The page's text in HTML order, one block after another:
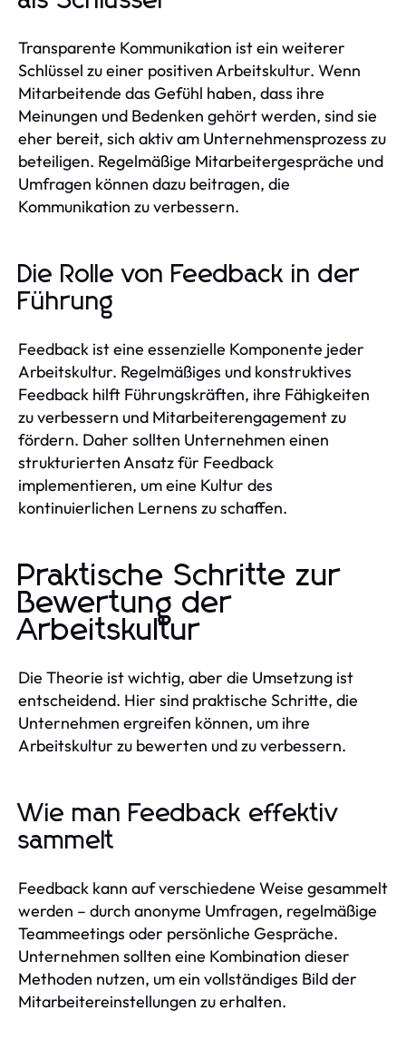
Transparente Kommunikation ist ein weiterer
Schlüssel zu einer positiven Arbeitskultur. Wenn
Mitarbeitende das Gefühl haben, dass ihre
Meinungen und Bedenken gehört werden, sind sie
eher bereit, sich aktiv am Unternehmensprozess zu
beteiligen. Regelmäßige Mitarbeitergespräche und
Umfragen können dazu beitragen, die
Kommunikation zu verbessern.
Die Rolle von Feedback in der
Führung
Feedback ist eine essenzielle Komponente jeder
Arbeitskultur. Regelmäßiges und konstruktives
Feedback hilft Führungskräften, ihre Fähigkeiten
zu verbessern und Mitarbeiterengagement zu
fördern. Daher sollten Unternehmen einen
strukturierten Ansatz für Feedback
implementieren, um eine Kultur des
kontinuierlichen Lernens zu schaffen.
Praktische Schritte zur
Bewertung der
Arbeitskultur
Die Theorie ist wichtig, aber die Umsetzung ist
entscheidend. Hier sind praktische Schritte, die
Unternehmen ergreifen können, um ihre
Arbeitskultur zu bewerten und zu verbessern.
Wie man Feedback effektiv
sammelt
Feedback kann auf verschiedene Weise gesammelt
werden – durch anonyme Umfragen, regelmäßige
Teammeetings oder persönliche Gespräche.
Unternehmen sollten eine Kombination dieser
Methoden nutzen, um ein vollständiges Bild der
Mitarbeitereinstellungen zu erhalten.